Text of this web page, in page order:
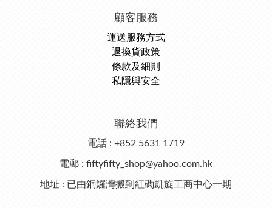
顧客服務
運送服務方式
退換貨政策
條款及細則
私隱與安全
聯絡我們
電話 : +852 5631 1719
電郵 : fiftyfifty_shop@yahoo.com.hk
地址 : 已由銅鑼灣搬到紅磡凱旋工商中心一期